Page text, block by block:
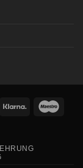
Klarna